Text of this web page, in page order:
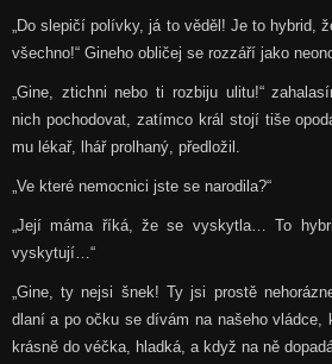
„Do slepičí polívky, já to věděl! Je to hybrid,
všechno!“ Gineho obličej se rozzáří jako
„Gine, ztichni nebo ti rozbiju ulitu!“
nich pochodovat, zatímco král stojí tiše
mu lékař, lhář prolhaný, předložil.
„Ve které nemocnici jste se narodila?“
„Její máma říká, že se vyskytla… To
vyskytují…“
„Gine, ty nejsi šnek! Ty jsi prostě
dlaní a po očku se dívám na našeho vládce,
krásně do véčka, hladká, a když na ně